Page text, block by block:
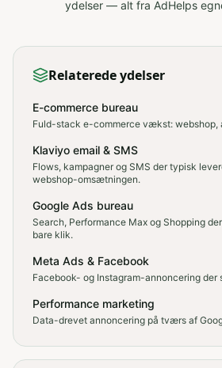
ydelser — alt fra AdHelps
Relaterede ydelser
E-commerce bureau
Fuld-stack e-commerce vækst: webshop,
Klaviyo email & SMS
Flows, kampagner og SMS der typisk
webshop-omsætningen.
Google Ads bureau
Search, Performance Max og Shopping
bare klik.
Meta Ads & Facebook
Facebook- og Instagram-annoncering der
Performance marketing
Data-drevet annoncering på tværs af